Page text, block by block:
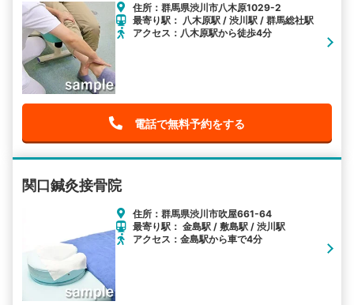
住所：群馬県渋川市八木原1029-2
最寄り駅： 八木原駅 / 渋川駅 / 群馬総社駅
アクセス：八木原駅から徒歩4分
電話で無料予約をする
関口鍼灸接骨院
住所：群馬県渋川市吹屋661-64
最寄り駅： 金島駅 / 敷島駅 / 渋川駅
アクセス：金島駅から車で4分